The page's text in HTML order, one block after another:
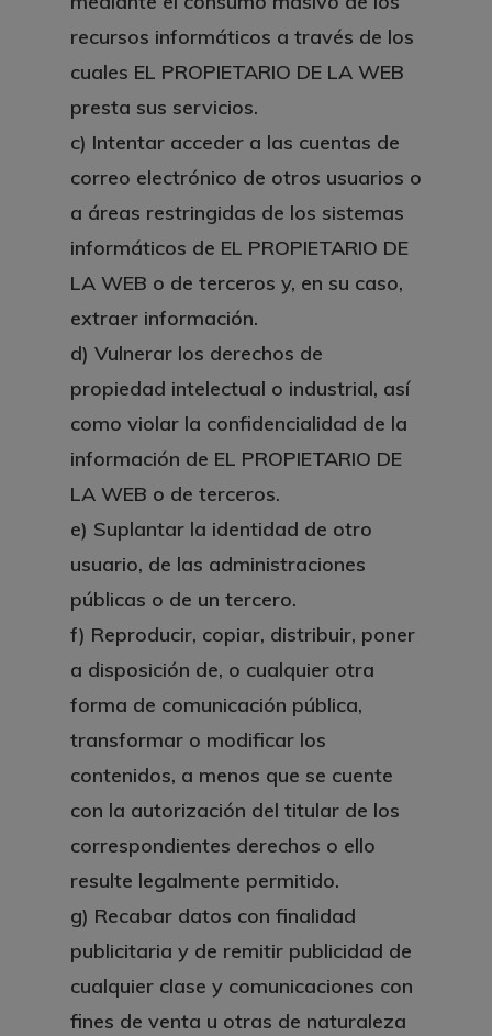
recursos informáticos a través de los
cuales EL PROPIETARIO DE LA WEB
presta sus servicios.
c) Intentar acceder a las cuentas de
correo electrónico de otros usuarios o
a áreas restringidas de los sistemas
informáticos de EL PROPIETARIO DE
LA WEB o de terceros y, en su caso,
extraer información.
d) Vulnerar los derechos de
propiedad intelectual o industrial, así
como violar la confidencialidad de la
información de EL PROPIETARIO DE
LA WEB o de terceros.
e) Suplantar la identidad de otro
usuario, de las administraciones
públicas o de un tercero.
f) Reproducir, copiar, distribuir, poner
a disposición de, o cualquier otra
forma de comunicación pública,
transformar o modificar los
contenidos, a menos que se cuente
con la autorización del titular de los
correspondientes derechos o ello
resulte legalmente permitido.
g) Recabar datos con finalidad
publicitaria y de remitir publicidad de
cualquier clase y comunicaciones con
fines de venta u otras de naturaleza